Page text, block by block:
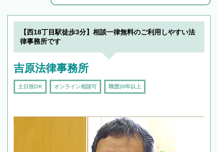
解決のみならず相続をトータルで任せることが
できます。また、相続は感情がからむ分野なの
でフィーリングも重要です。実際に電話や面談
で複数の弁護士と会話をしてウマが合う方に依
【西18丁目駅徒歩3分】相談一律無料のご利用しやすい法
律事務所です
吉原法律事務所
土日祝OK オンライン相談可 職歴20年以上